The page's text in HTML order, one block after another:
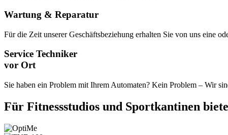
Wartung & Reparatur
Für die Zeit unserer Geschäftsbeziehung erhalten Sie von uns eine
Service Techniker
vor Ort
Sie haben ein Problem mit Ihrem Automaten? Kein Problem – Wir
Für Fitnessstudios und Sportkantinen